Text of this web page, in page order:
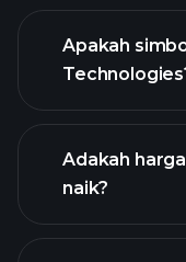
grafik lanjutan
Apakah
Adakah
naik?